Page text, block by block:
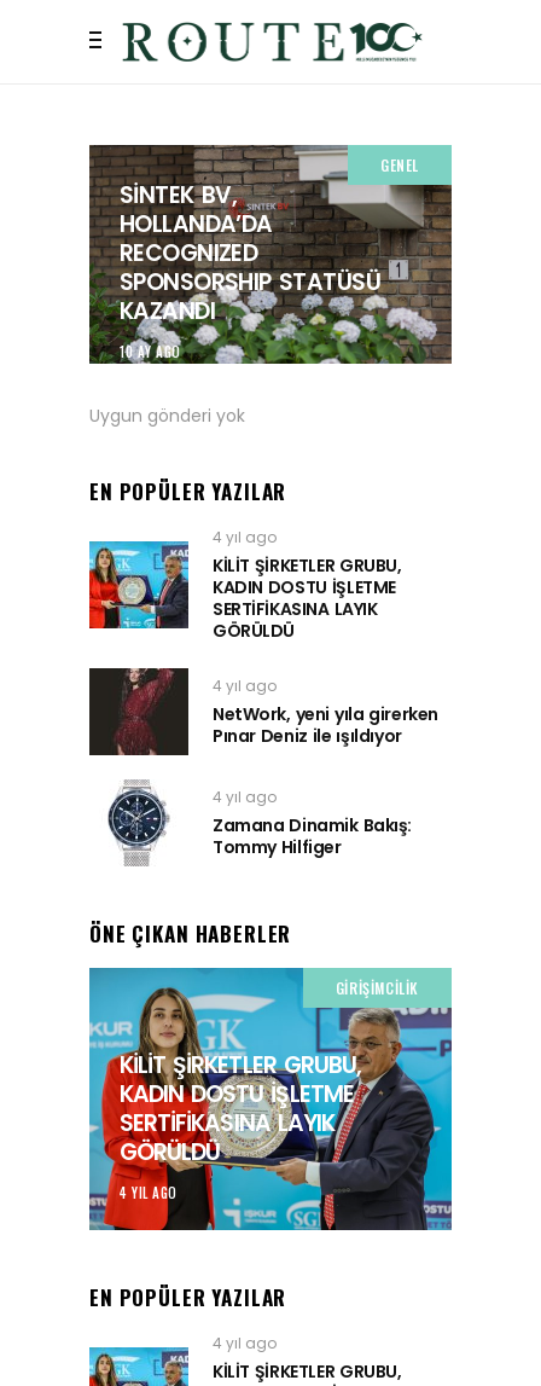
GENEL
SİNTEK BV,
HOLLANDA’DA
RECOGNIZED
SPONSORSHIP STATÜSÜ
KAZANDI
10 AY AGO
Uygun gönderi yok
EN POPÜLER YAZILAR
4 yıl ago
KİLİT ŞİRKETLER GRUBU,
KADIN DOSTU İŞLETME
SERTİFİKASINA LAYIK
GÖRÜLDÜ
4 yıl ago
NetWork, yeni yıla girerken
Pınar Deniz ile ışıldıyor
4 yıl ago
Zamana Dinamik Bakış:
Tommy Hilfiger
ÖNE ÇIKAN HABERLER
GIRIŞIMCILIK
KİLİT ŞİRKETLER GRUBU,
KADIN DOSTU İŞLETME
SERTİFİKASINA LAYIK
GÖRÜLDÜ
4 YIL AGO
EN POPÜLER YAZILAR
4 yıl ago
KİLİT ŞİRKETLER GRUBU,